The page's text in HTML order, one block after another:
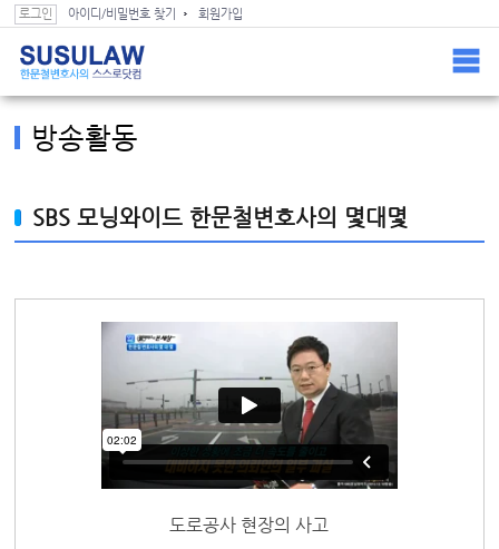
스스로닷컴 GNB 바로가기
스스로닷컴 컨텐츠(본문) 바로가기
로그인 아이디/비밀번호 찾기 회원가입
방송활동
SBS 모닝와이드 한문철변호사의 몇대몇
도로공사 현장의 사고